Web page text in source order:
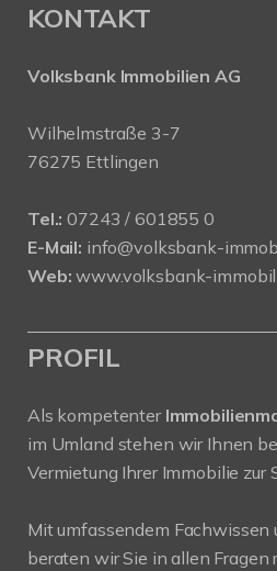
KONTAKT
Volksbank Immobilien AG
Wilhelmstraße 3-7
76275 Ettlingen
Tel.: 07243 / 601855 0
E-Mail: info@volksbank-
Web: www.volksbank-
PROFIL
Als kompetenter
im Umland stehen wir Ihnen
Vermietung Ihrer Immobilie zur
Mit umfassendem Fachwissen
beraten wir Sie in allen Fragen